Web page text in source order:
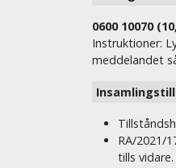
0600 10070
Instruktioner:
meddelandet
RA/2021/
tills